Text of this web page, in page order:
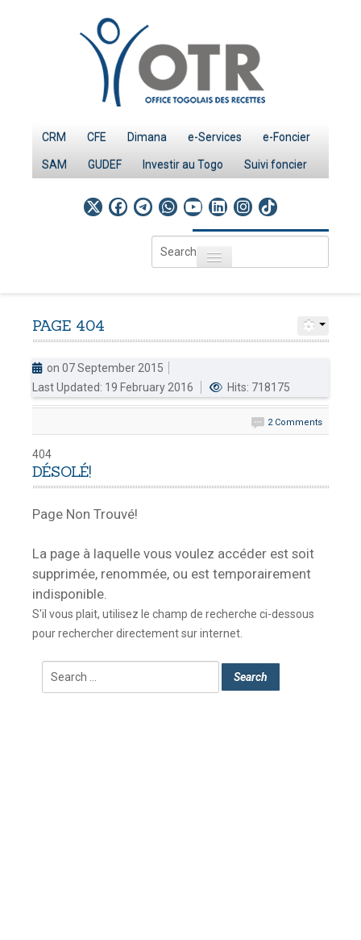
CRM CFE Dimana e-Services e-Foncier
SAM GUDEF Investir au Togo Suivi foncier
Search
...
Toggle navigation
IMPÔTS
DOUANES
Douane Togolaise
Toute la Documentation
CONTACT
Contactez OTR
PAGE 404
on 07 September 2015
Last Updated: 19 February 2016
Hits: 718175
2 Comments
404
DÉSOLÉ!
Page Non Trouvé!
La page à laquelle vous voulez accéder est soit
supprimée, renommée, ou est temporairement
indisponible.
S'il vous plait, utilisez le champ de recherche ci-dessous
pour rechercher directement sur internet.
Search
...
Search